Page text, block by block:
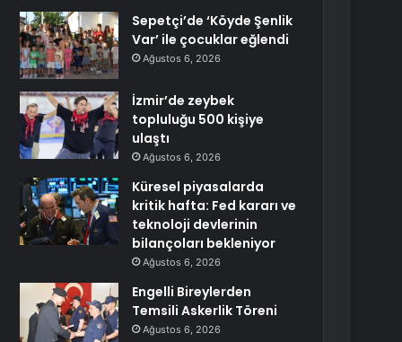
Sepetçi’de ‘Köyde Şenlik
Var’ ile çocuklar eğlendi
Ağustos 6, 2026
İzmir’de zeybek
topluluğu 500 kişiye
ulaştı
Ağustos 6, 2026
Küresel piyasalarda
kritik hafta: Fed kararı ve
teknoloji devlerinin
bilançoları bekleniyor
Ağustos 6, 2026
Engelli Bireylerden
Temsili Askerlik Töreni
Ağustos 6, 2026